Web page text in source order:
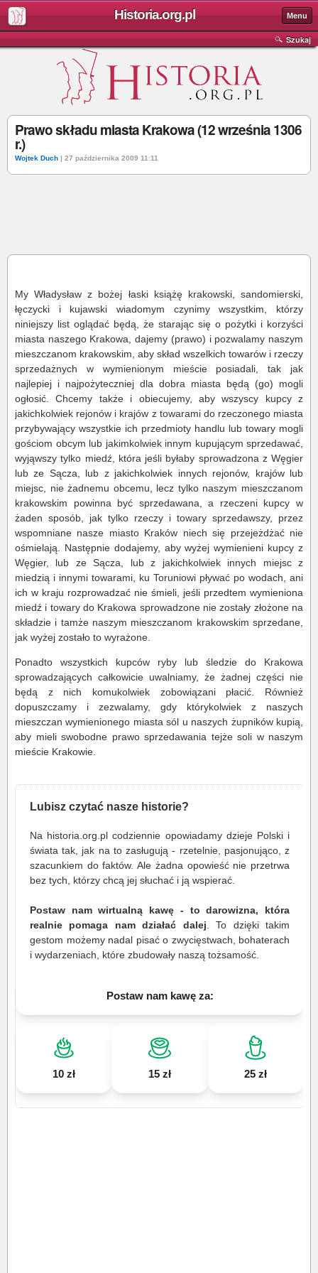
Historia.org.pl Menu
Szukaj
Prawo składu miasta Krakowa (12 września 1306
r.)
Wojtek Duch | 27 października 2009 11:11
My Władysław z bożej łaski książę krakowski, sandomierski,
łęczycki i kujawski wiadomym czynimy wszystkim, którzy
niniejszy list oglądać będą, że starając się o pożytki i korzyści
miasta naszego Krakowa, dajemy (prawo) i pozwalamy naszym
mieszczanom krakowskim, aby skład wszelkich towarów i rzeczy
sprzedażnych w wymienionym mieście posiadali, tak jak
najlepiej i najpożyteczniej dla dobra miasta będą (go) mogli
ogłosić. Chcemy także i obiecujemy, aby wszyscy kupcy z
jakichkolwiek rejonów i krajów z towarami do rzeczonego miasta
przybywający wszystkie ich przedmioty handlu lub towary mogli
gościom obcym lub jakimkolwiek innym kupującym sprzedawać,
wyjąwszy tylko miedź, która jeśli byłaby sprowadzona z Węgier
lub ze Sącza, lub z jakichkolwiek innych rejonów, krajów lub
miejsc, nie żadnemu obcemu, lecz tylko naszym mieszczanom
krakowskim powinna być sprzedawana, a rzeczeni kupcy w
żaden sposób, jak tylko rzeczy i towary sprzedawszy, przez
wspomniane nasze miasto Kraków niech się przejeżdżać nie
ośmielają. Następnie dodajemy, aby wyżej wymienieni kupcy z
Węgier, lub ze Sącza, lub z jakichkolwiek innych miejsc z
miedzią i innymi towarami, ku Toruniowi pływać po wodach, ani
ich w kraju rozprowadzać nie śmieli, jeśli przedtem wymieniona
miedź i towary do Krakowa sprowadzone nie zostały złożone na
składzie i tamże naszym mieszczanom krakowskim sprzedane,
jak wyżej zostało to wyrażone.
Ponadto wszystkich kupców ryby lub śledzie do Krakowa
sprowadzających całkowicie uwalniamy, że żadnej części nie
będą z nich komukolwiek zobowiązani płacić. Również
dopuszczamy i zezwalamy, gdy którykolwiek z naszych
mieszczan wymienionego miasta sól u naszych żupników kupią,
aby mieli swobodne prawo sprzedawania tejże soli w naszym
mieście Krakowie.
Lubisz czytać nasze historie?
Na historia.org.pl codziennie opowiadamy dzieje Polski i
świata tak, jak na to zasługują - rzetelnie, pasjonująco, z
szacunkiem do faktów. Ale żadna opowieść nie przetrwa
bez tych, którzy chcą jej słuchać i ją wspierać.
Postaw nam wirtualną kawę - to darowizna, która
realnie pomaga nam działać dalej . To dzięki takim
gestom możemy nadal pisać o zwycięstwach, bohaterach
i wydarzeniach, które zbudowały naszą tożsamość.
Postaw nam kawę za:
10 zł 15 zł 25 zł